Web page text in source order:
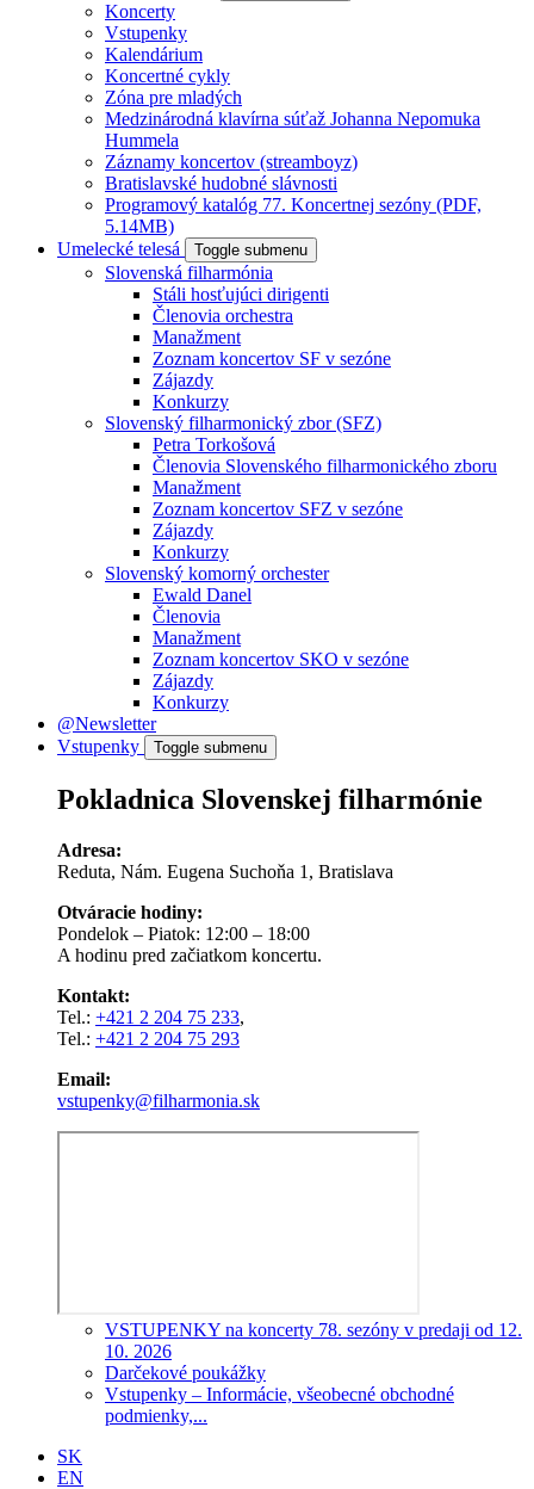
Koncerty
Vstupenky
Kalendárium
Koncertné cykly
Zóna pre mladých
Medzinárodná klavírna súťaž Johanna Nepomuka
Hummela
Záznamy koncertov (streamboyz)
Bratislavské hudobné slávnosti
Programový katalóg 77. Koncertnej sezóny (PDF,
5.14MB)
Umelecké telesá
Toggle submenu
Slovenská filharmónia
Stáli hosťujúci dirigenti
Členovia orchestra
Manažment
Zoznam koncertov SF v sezóne
Zájazdy
Konkurzy
Slovenský filharmonický zbor (SFZ)
Petra Torkošová
Členovia Slovenského filharmonického zboru
Manažment
Zoznam koncertov SFZ v sezóne
Zájazdy
Konkurzy
Slovenský komorný orchester
Ewald Danel
Členovia
Manažment
Zoznam koncertov SKO v sezóne
Zájazdy
Konkurzy
@Newsletter
Vstupenky
Toggle submenu
Pokladnica Slovenskej filharmónie
Adresa:
Reduta, Nám. Eugena Suchoňa 1, Bratislava
Otváracie hodiny:
Pondelok – Piatok: 12:00 – 18:00
A hodinu pred začiatkom koncertu.
Kontakt:
Tel.: +421 2 204 75 233,
Tel.: +421 2 204 75 293
Email:
vstupenky@filharmonia.sk
VSTUPENKY na koncerty 78. sezóny v predaji od 12.
10. 2026
Darčekové poukážky
Vstupenky – Informácie, všeobecné obchodné
podmienky,...
SK
EN